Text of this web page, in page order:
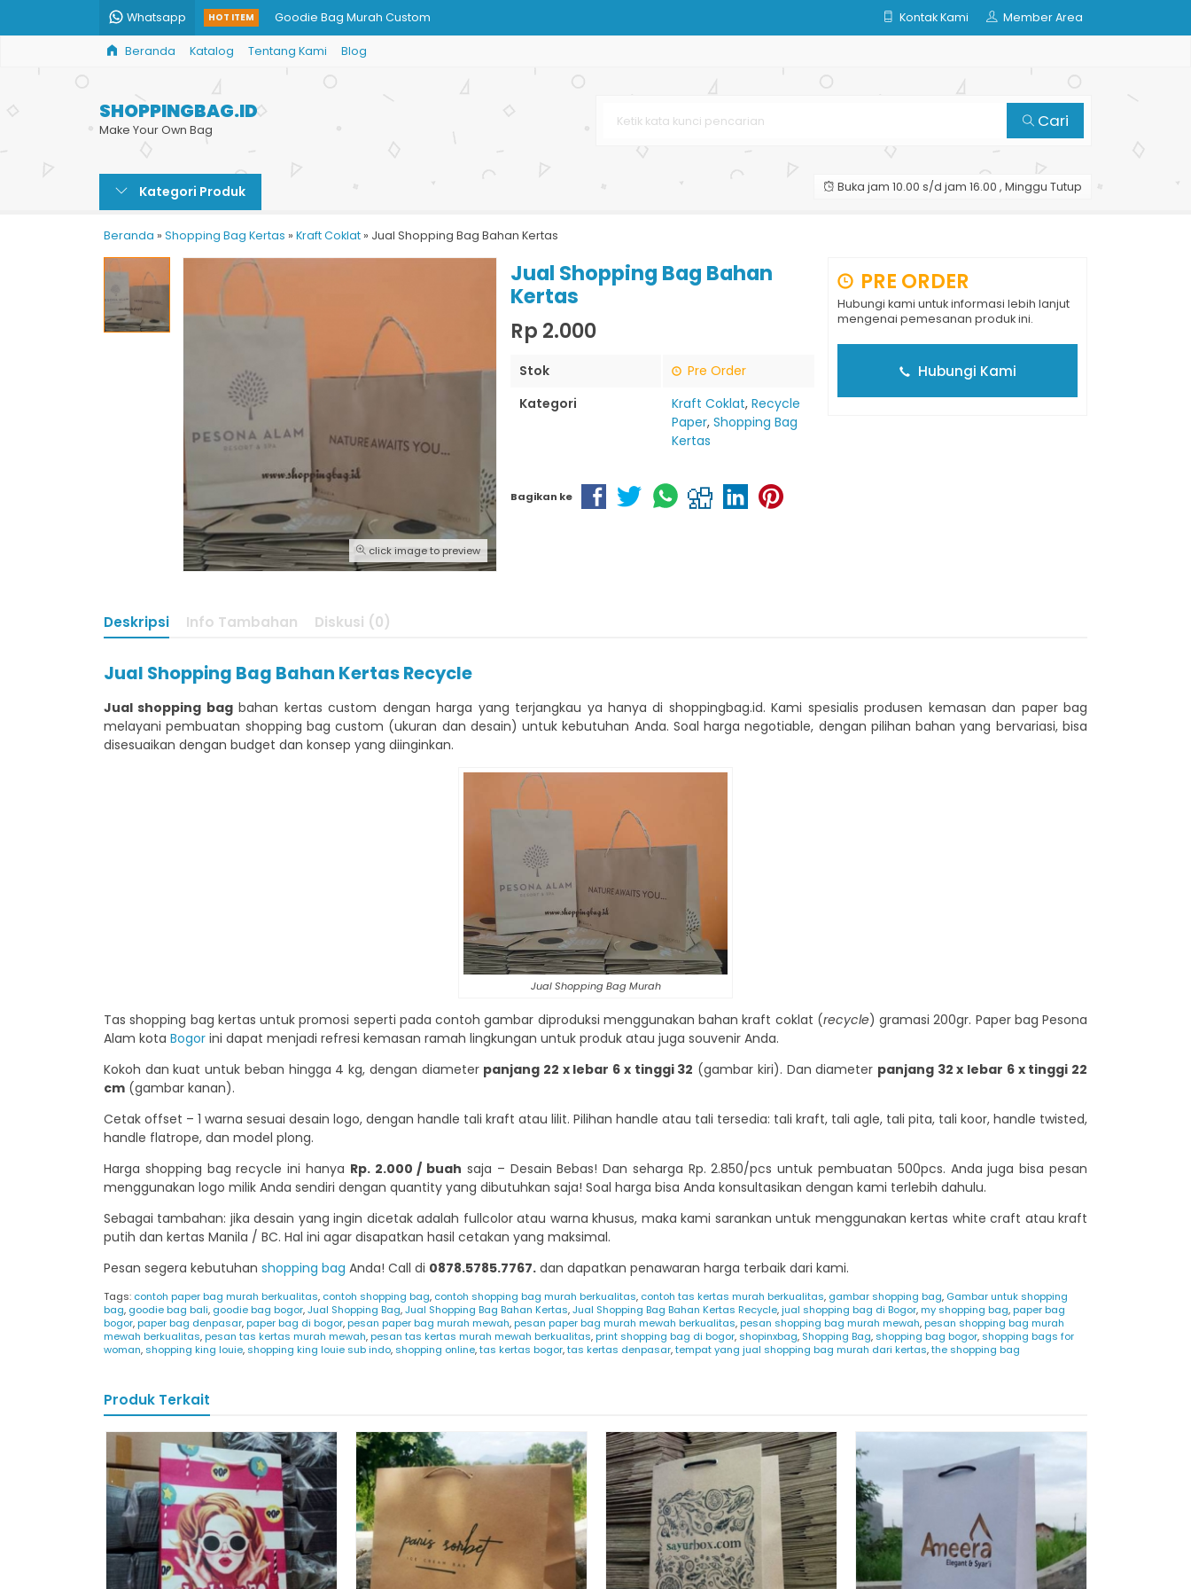
Whatsapp HOT ITEM Goodie Bag Murah Custom
Print Paper Bag Kraft
Tas Kertas Souvenir TNI
Jual Paper Bag Parcel
Jual Paper Bag Murah Coklat
Paper Bag Kecantikan
Kontak Kami Member Area
Beranda Katalog Tentang Kami Blog
SHOPPINGBAG.ID
Make Your Own Bag Cari
Kategori Produk Buka jam 10.00 s/d jam 16.00 , Minggu Tutup
Beranda » Shopping Bag Kertas » Kraft Coklat » Jual Shopping Bag Bahan Kertas
click image to preview
Jual Shopping Bag Bahan
Kertas
Rp 2.000
Stok
Pre Order
Kategori
Kraft Coklat, Recycle
Paper, Shopping Bag
Kertas
PRE ORDER
Hubungi kami untuk informasi lebih lanjut
mengenai pemesanan produk ini.
Hubungi Kami
Bagikan ke
Deskripsi Info Tambahan Diskusi (0)
Jual Shopping Bag Bahan Kertas Recycle
Jual shopping bagbahan kertas custom dengan harga yang terjangkau ya hanya di shoppingbag.id. Kami spesialis produsen kemasan dan paper bag
melayani pembuatan shopping bag custom (ukuran dan desain) untuk kebutuhan Anda. Soal harga negotiable, dengan pilihan bahan yang bervariasi, bisa
disesuaikan dengan budget dan konsep yang diinginkan.
Jual Shopping Bag Murah
Tas shopping bag kertas untuk promosi seperti pada contoh gambar diproduksi menggunakan bahan kraft coklat (recycle) gramasi 200gr. Paper bag Pesona
Alam kota Bogor ini dapat menjadi refresi kemasan ramah lingkungan untuk produk atau juga souvenir Anda.
Kokoh dan kuat untuk beban hingga 4 kg, dengan diameter panjang 22 x lebar 6 x tinggi 32 (gambar kiri). Dan diameter panjang 32 x lebar 6 x tinggi 22
cm (gambar kanan).
Cetak offset – 1 warna sesuai desain logo, dengan handle tali kraft atau lilit. Pilihan handle atau tali tersedia: tali kraft, tali agle, tali pita, tali koor, handle twisted,
handle flatrope, dan model plong.
Harga shopping bag recycle ini hanya Rp. 2.000 / buah saja – Desain Bebas! Dan seharga Rp. 2.850/pcs untuk pembuatan 500pcs. Anda juga bisa pesan
menggunakan logo milik Anda sendiri dengan quantity yang dibutuhkan saja! Soal harga bisa Anda konsultasikan dengan kami terlebih dahulu.
Sebagai tambahan: jika desain yang ingin dicetak adalah fullcolor atau warna khusus, maka kami sarankan untuk menggunakan kertas white craft atau kraft
putih dan kertas Manila / BC. Hal ini agar disapatkan hasil cetakan yang maksimal.
Pesan segera kebutuhan shopping bag Anda! Call di 0878.5785.7767. dan dapatkan penawaran harga terbaik dari kami.
Tags: contoh paper bag murah berkualitas, contoh shopping bag, contoh shopping bag murah berkualitas, contoh tas kertas murah berkualitas, gambar shopping bag, Gambar untuk shopping
bag, goodie bag bali, goodie bag bogor,Jual Shopping Bag,Jual Shopping Bag Bahan Kertas,Jual Shopping Bag Bahan Kertas Recycle,jual shopping bag di Bogor,my shopping bag,paper bag
bogor,paper bag denpasar,paper bag di bogor,pesan paper bag murah mewah,pesan paper bag murah mewah berkualitas,pesan shopping bag murah mewah,pesan shopping bag murah
mewah berkualitas,pesan tas kertas murah mewah,pesan tas kertas murah mewah berkualitas,print shopping bag di bogor,shopinxbag, Shopping Bag,shopping bag bogor,shopping bags for
woman,shopping king louie,shopping king louie sub indo,shopping online,tas kertas bogor,tas kertas denpasar,tempat yang jual shopping bag murah dari kertas,the shopping bag
Produk Terkait